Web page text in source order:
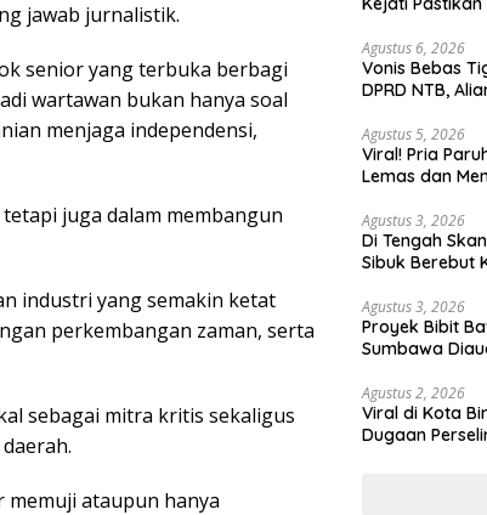
jawab jurnalistik.
senior yang terbuka berbagi
wartawan bukan hanya soal
menjaga independensi,
juga dalam membangun
industri yang semakin ketat
perkembangan zaman, serta
sebagai mitra kritis sekaligus
memuji ataupun hanya
Agustus 6, 2026
Vonis Bebas
DPRD NTB,
Agustus 5, 2026
Viral! Pria
Lemas dan
Agustus 3, 2026
Di Tengah
Sibuk Berebut
Agustus 3, 2026
Proyek Bibit
Sumbawa
Agustus 2, 2026
Viral di Kota
Dugaan